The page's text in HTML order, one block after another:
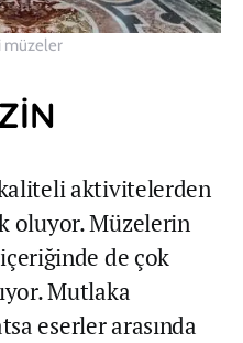
müzeler
kaliteli aktivitelerden
oluyor. Müzelerin
de çok
Mutlaka
eserler arasında